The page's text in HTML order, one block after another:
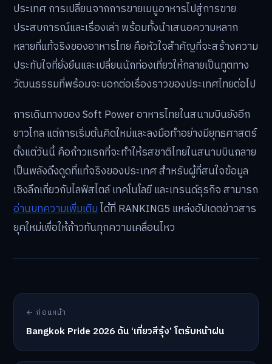
ประเทศ การเปลี่ยนจากการขายเมนูอาหารไปสู่การขาย
ประสบการณ์และเรื่องเล่า พร้อมทั้งนำเสนอความหลาก
หลายที่แท้จริงของอาหารไทย คือหัวใจสำคัญที่จะสร้างความ
ประทับใจที่ยั่งยืนและเปลี่ยนนักท่องเที่ยวให้กลายเป็นทูตทาง
วัฒนธรรมที่พร้อมจะบอกต่อเรื่องราวของประเทศไทยต่อไป
การเดินทางของ Soft Power อาหารไทยในสนามบินยังอีก
ยาวไกล แต่การเริ่มต้นคิดใหม่และลงมือทำอย่างมียุทธศาสตร์
ตั้งแต่วันนี้ คือก้าวแรกที่จะทำให้รสชาติไทยในสนามบินกลาย
เป็นพลังดึงดูดที่แท้จริงของประเทศ สำหรับผู้ที่สนใจข้อมูล
เชิงลึกเกี่ยวกับไลฟ์สไตล์ เทคโนโลยี และเทรนด์ธุรกิจ สามารถ
อ่านบทความเพิ่มเติมได้ที่ RANKING5 แหล่งอัปเดตข่าวสาร
ยุคใหม่เพื่อให้ก้าวทันทุกความเคลื่อนไหว
← ก่อนหน้า
Bangkok Pride 2026 ดัน ‘เที่ยวสีรุ้ง’ โตรับหน้าฝน